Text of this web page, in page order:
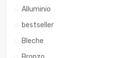
Alluminio
bestseller
Bleche